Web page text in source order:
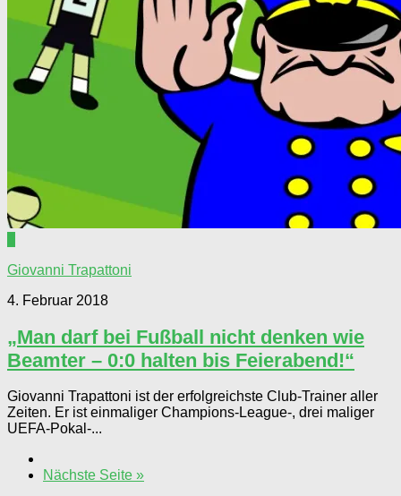
Giovanni Trapattoni
4. Februar 2018
„Man darf bei Fußball nicht denken wie
Beamter – 0:0 halten bis Feierabend!“
Giovanni Trapattoni ist der erfolgreichste Club-Trainer aller
Zeiten. Er ist einmaliger Champions-League-, drei maliger
UEFA-Pokal-...
Nächste Seite »